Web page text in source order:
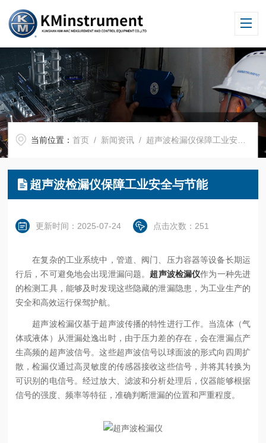
当前位置：首页 / 新闻资讯 / 超声波检漏仪保障工业安全与节能
超声波检漏仪保障工业安全与节能
更新时间：2025-07-24 点击次数：251
在复杂的工业系统中，管道、阀门、压力容器等设备长期运
行后，不可避免地会出现泄漏问题。 超声波检漏仪作为一种先进
的检测工具，能够及时发现这些隐藏的泄漏隐患，为工业生产的
安全和高效运行保驾护航。
超声波检漏仪基于超声波传播的特性进行工作。当流体（气
体或液体）从泄漏处逸出时，由于压力差的存在，会在泄漏点产
生高频的超声波信号。这些超声波信号以球面波的形式向四周扩
散，检漏仪通过高灵敏度的传感器接收这些信号，并将其转换为
可识别的电信号。经过放大、滤波和分析处理后，仪器能够根据
信号的强度、频率等特征，准确判断泄漏的位置和严重程度。